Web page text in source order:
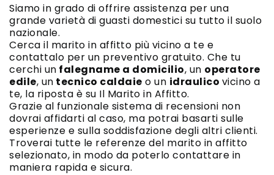
Siamo in grado di offrire assistenza per una
grande varietà di guasti domestici su tutto il suolo
nazionale.
Cerca il marito in affitto più vicino a te e
contattalo per un preventivo gratuito. Che tu
cerchi un falegname a domicilio, un operatore
edile, un tecnico caldaie o un idraulico vicino a
te, la riposta è su Il Marito in Affitto.
Grazie al funzionale sistema di recensioni non
dovrai affidarti al caso, ma potrai basarti sulle
esperienze e sulla soddisfazione degli altri clienti.
Troverai tutte le referenze del marito in affitto
selezionato, in modo da poterlo contattare in
maniera rapida e sicura.